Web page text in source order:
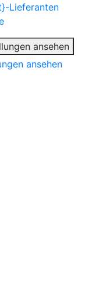
Lieferanten
ansehen
ansehen